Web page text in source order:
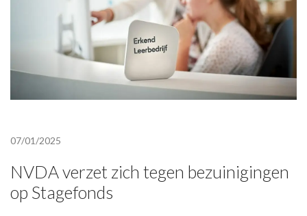
07/01/2025
NVDA verzet zich tegen bezuinigingen
op Stagefonds